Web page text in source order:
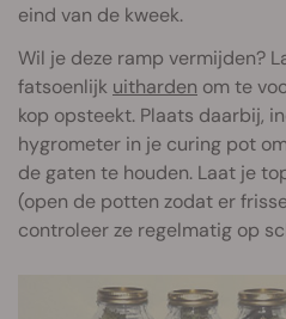
eind van de kweek.
Wil je deze ramp vermijden?
fatsoenlijk uitharden om te
kop opsteekt. Plaats daarbij,
hygrometer in je curing pot
de gaten te houden. Laat je
(open de potten zodat er
controleer ze regelmatig op